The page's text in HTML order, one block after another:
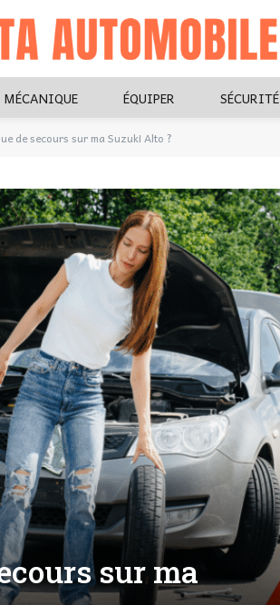
MÉCANIQUE ÉQUIPER SÉCURITÉ
de secours sur ma Suzuki Alto ?
sur ma